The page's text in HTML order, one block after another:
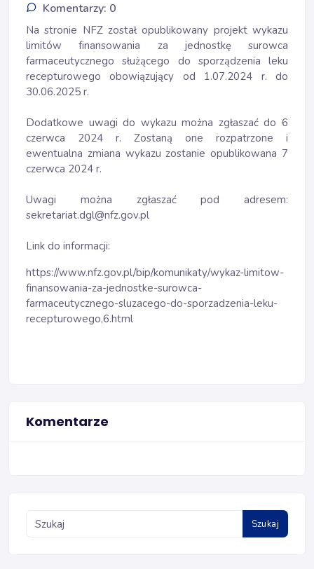
Komentarzy: 0
Na stronie NFZ został opublikowany projekt wykazu
limitów finansowania za jednostkę surowca
farmaceutycznego służącego do sporządzenia leku
recepturowego obowiązujący od 1.07.2024 r. do
30.06.2025 r.
Dodatkowe uwagi do wykazu można zgłaszać do 6
czerwca 2024 r. Zostaną one rozpatrzone i
ewentualna zmiana wykazu zostanie opublikowana 7
czerwca 2024 r.
Uwagi można zgłaszać pod adresem:
sekretariat.dgl@nfz.gov.pl
Link do informacji:
https://www.nfz.gov.pl/bip/komunikaty/wykaz-limitow-
finansowania-za-jednostke-surowca-
farmaceutycznego-sluzacego-do-sporzadzenia-leku-
recepturowego,6.html
Komentarze
Szukaj